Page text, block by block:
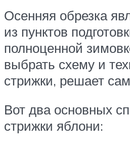
Осенняя обрезка
из пунктов
полноценной
выбрать схему и
стрижки, решает
Вот два основных
стрижки яблони: